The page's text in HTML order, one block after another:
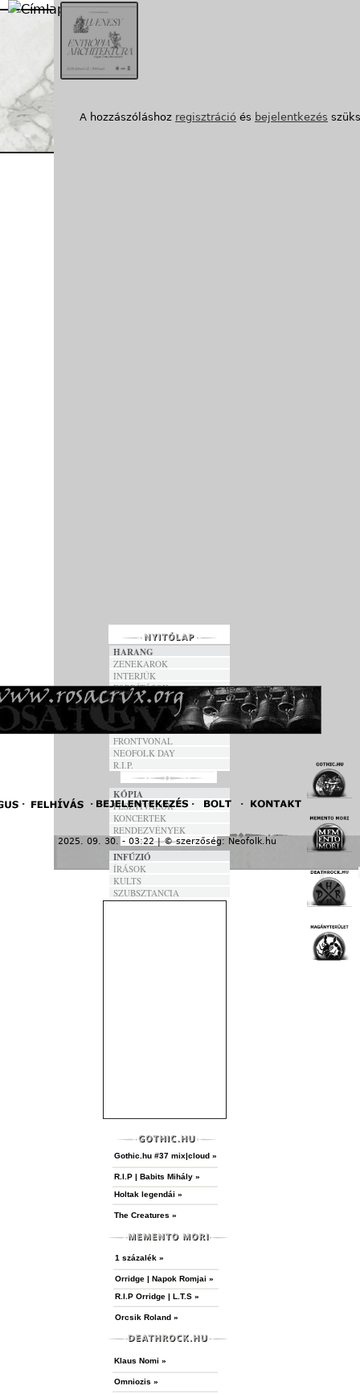
Jump to navigation
A hozzászóláshoz regisztráció és bejelentkezés
2025. 09. 30. - 03:22 | © szerzőség: Neofolk.hu «
HARANG
ZENEKAROK
INTERJÚK
FORDÍTÁSOK
DALSZÖVEGEK
ANNO
FRONTVONAL
NEOFOLK DAY
R.I.P.
KÓPIA
FESZTIVÁLOK
KONCERTEK
RENDEZVÉNYEK
INFÚZIÓ
ÍRÁSOK
KULTS
SZUBSZTANCIA
Gothic.hu #37 mix|cloud »
R.I.P | Babits Mihály »
Holtak legendái »
The Creatures »
1 százalék »
Orridge | Napok Romjai »
R.I.P Orridge | L.T.S »
Orcsik Roland »
Klaus Nomi »
Omniozis »